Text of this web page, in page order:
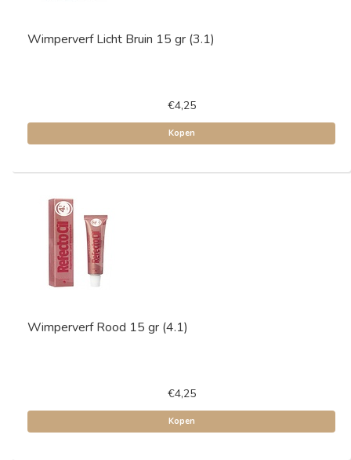
Wimperverf Licht Bruin 15 gr (3.1)
€4,25
Kopen
Wimperverf Rood 15 gr (4.1)
€4,25
Kopen